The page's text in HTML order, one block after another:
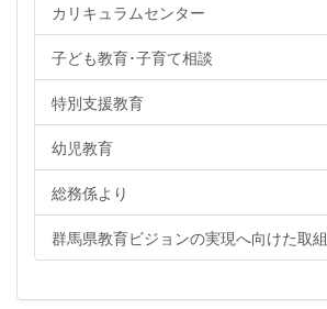
カリキュラムセンター
子ども教育･子育て相談
特別支援教育
幼児教育
総務係より
群馬県教育ビジョンの実現へ向けた取組